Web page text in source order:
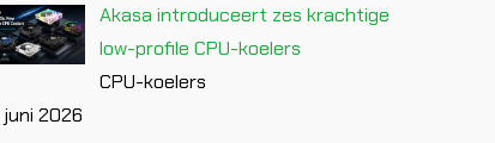
Akasa introduceert zes krachtige
low-profile CPU-koelers
CPU-koelers
2026